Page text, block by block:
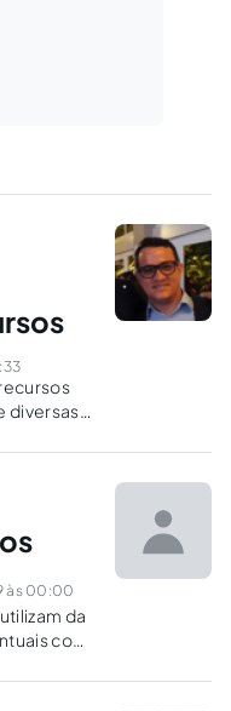
diversas
às 00:00
da
com
ou